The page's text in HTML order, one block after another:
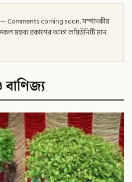
— Comments coming soon. সম্পাদকীয়
মন্তব্য প্রকাশের আগে কমিউনিটি মান